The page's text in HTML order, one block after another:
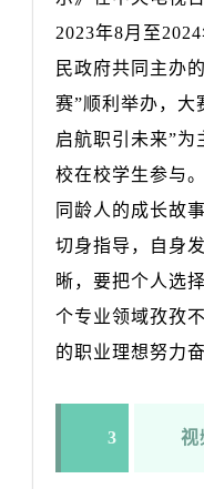
2023年8月至
民政府共同主办
赛”顺利举办，大
启航职引未来”为
校在校学生参与
同龄人的成长故
切身指导，自身
晰，要把个人选
个专业领域孜孜
的职业理想努力奋
3 视